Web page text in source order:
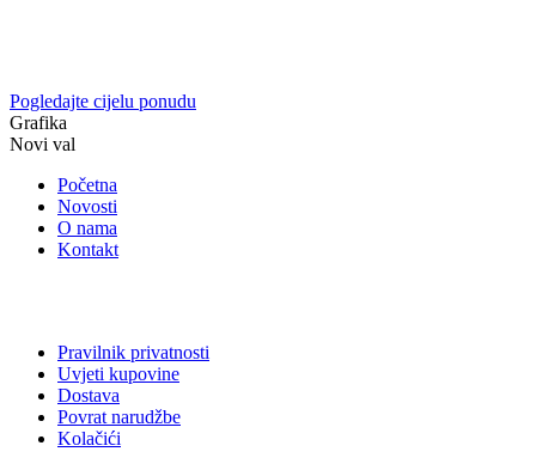
Pogledajte cijelu ponudu
Grafika
Novi val
Početna
Novosti
O nama
Kontakt
Pravilnik privatnosti
Uvjeti kupovine
Dostava
Povrat narudžbe
Kolačići